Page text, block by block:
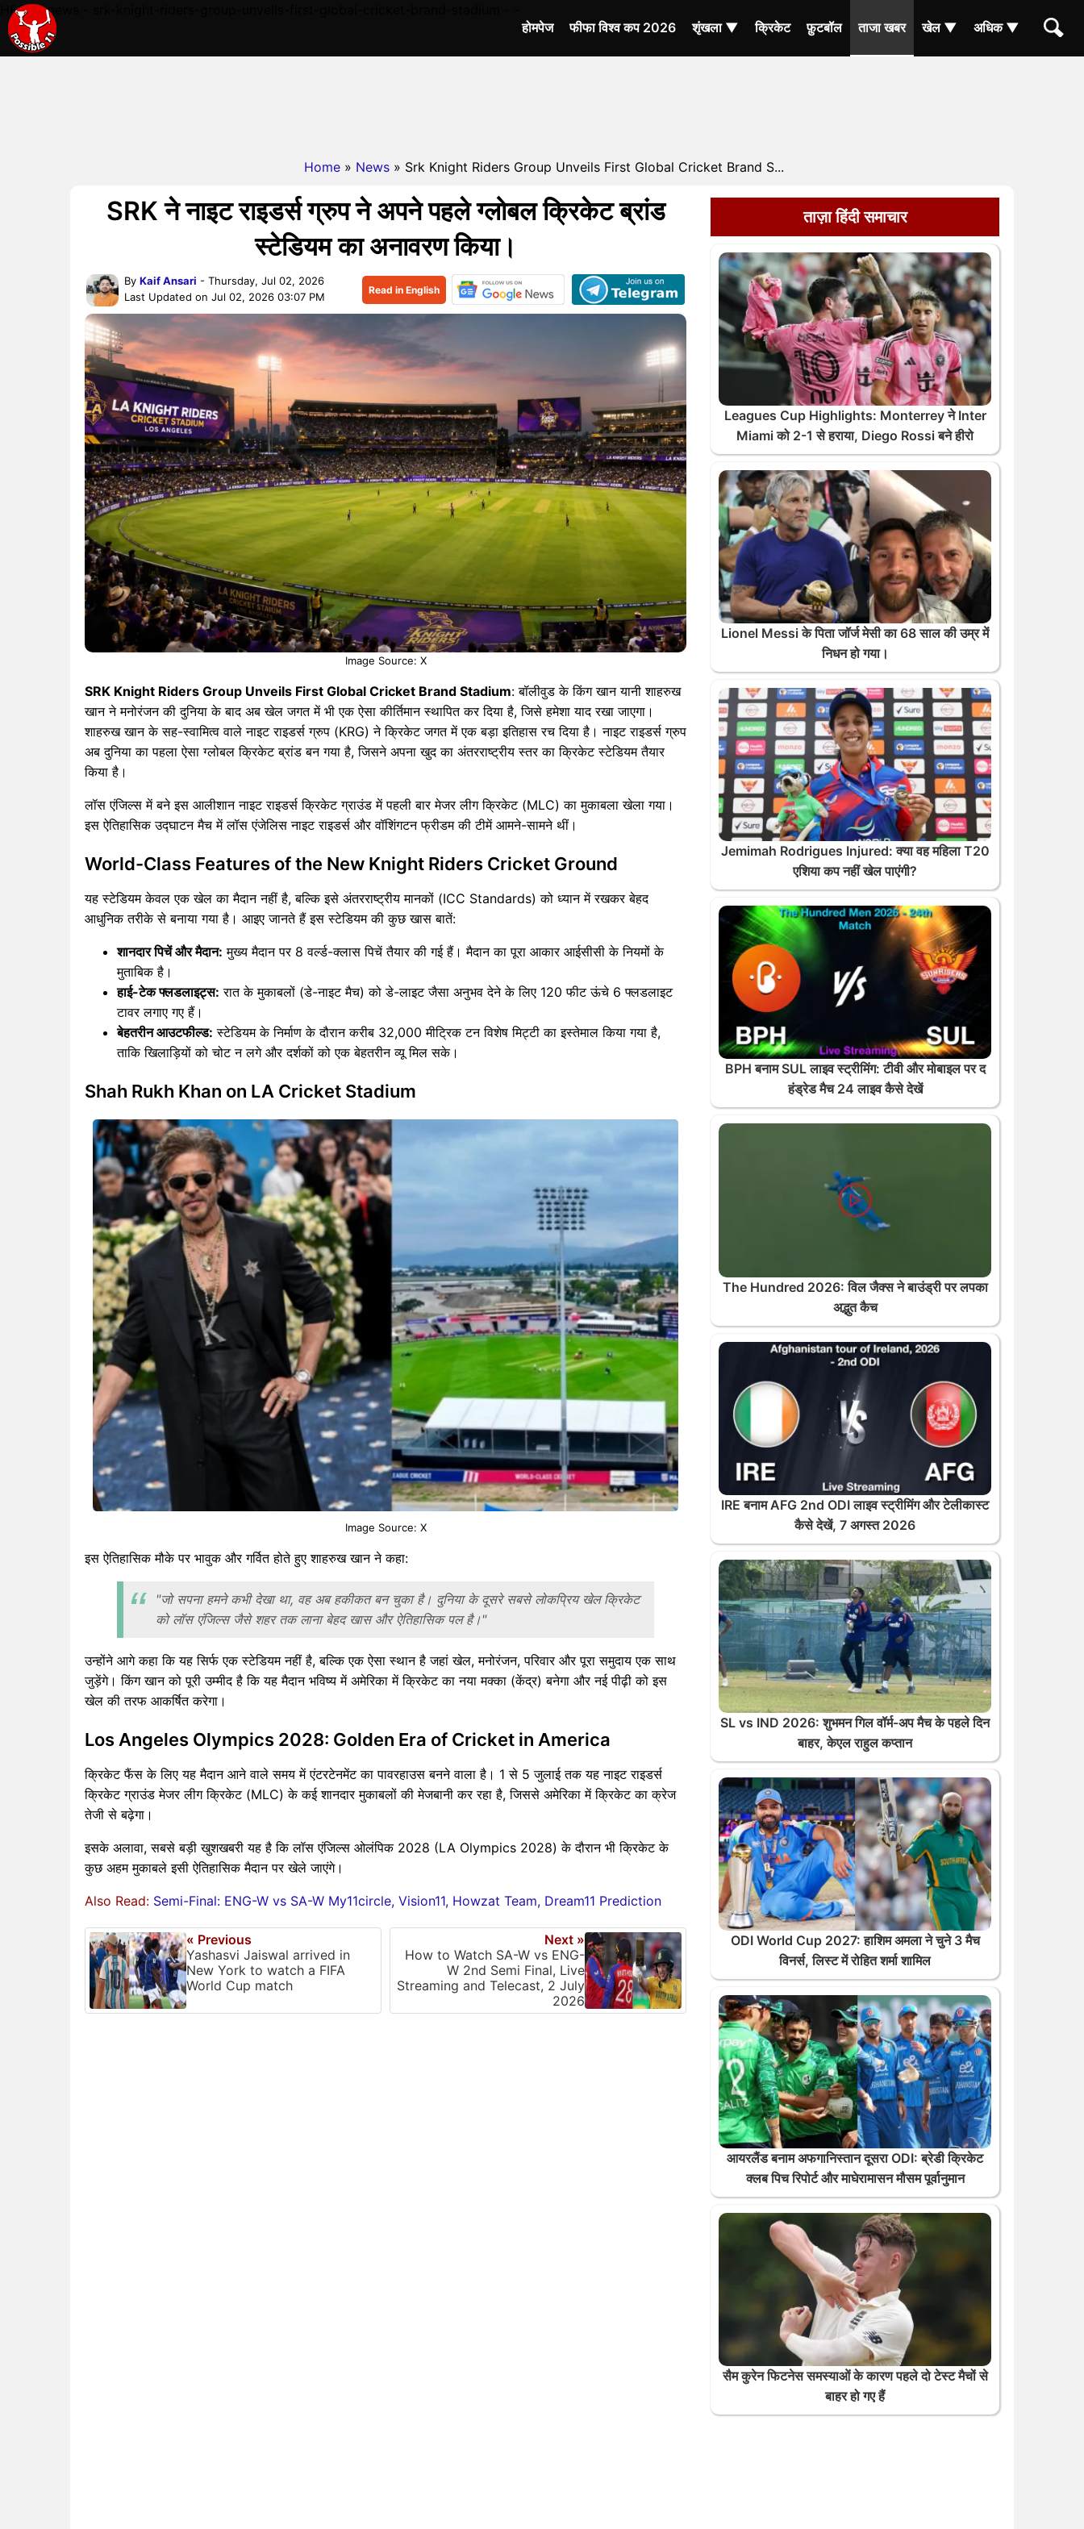
HERE - news - srk-knight-riders-group-unveils-first-global-cricket-brand-stadium - -
होमपेज
फीफा विश्व कप 2026 शृंखला ▼ क्रिकेट फ़ुटबॉल ताजा खबर खेल ▼ अधिक ▼
Home » News » Srk Knight Riders Group Unveils First Global Cricket Brand S...
SRK ने नाइट राइडर्स ग्रुप ने अपने पहले ग्लोबल क्रिकेट ब्रांड
स्टेडियम का अनावरण किया।
By Kaif Ansari - Thursday, Jul 02, 2026
Last Updated on Jul 02, 2026 03:07 PM
Read in English
Image Source: X
SRK Knight Riders Group Unveils First Global Cricket Brand Stadium: बॉलीवुड के किंग खान यानी शाहरुख
खान ने मनोरंजन की दुनिया के बाद अब खेल जगत में भी एक ऐसा कीर्तिमान स्थापित कर दिया है, जिसे हमेशा याद रखा जाएगा।
शाहरुख खान के सह-स्वामित्व वाले नाइट राइडर्स ग्रुप (KRG) ने क्रिकेट जगत में एक बड़ा इतिहास रच दिया है। नाइट राइडर्स ग्रुप
अब दुनिया का पहला ऐसा ग्लोबल क्रिकेट ब्रांड बन गया है, जिसने अपना खुद का अंतरराष्ट्रीय स्तर का क्रिकेट स्टेडियम तैयार
किया है।
लॉस एंजिल्स में बने इस आलीशान नाइट राइडर्स क्रिकेट ग्राउंड में पहली बार मेजर लीग क्रिकेट (MLC) का मुकाबला खेला गया।
इस ऐतिहासिक उद्घाटन मैच में लॉस एंजेलिस नाइट राइडर्स और वॉशिंगटन फ्रीडम की टीमें आमने-सामने थीं।
World-Class Features of the New Knight Riders Cricket Ground
यह स्टेडियम केवल एक खेल का मैदान नहीं है, बल्कि इसे अंतरराष्ट्रीय मानकों (ICC Standards) को ध्यान में रखकर बेहद
आधुनिक तरीके से बनाया गया है। आइए जानते हैं इस स्टेडियम की कुछ खास बातें:
शानदार पिचें और मैदान: मुख्य मैदान पर 8 वर्ल्ड-क्लास पिचें तैयार की गई हैं। मैदान का पूरा आकार आईसीसी के नियमों के
मुताबिक है।
हाई-टेक फ्लडलाइट्स: रात के मुकाबलों (डे-नाइट मैच) को डे-लाइट जैसा अनुभव देने के लिए 120 फीट ऊंचे 6 फ्लडलाइट
टावर लगाए गए हैं।
बेहतरीन आउटफील्ड: स्टेडियम के निर्माण के दौरान करीब 32,000 मीट्रिक टन विशेष मिट्टी का इस्तेमाल किया गया है,
ताकि खिलाड़ियों को चोट न लगे और दर्शकों को एक बेहतरीन व्यू मिल सके।
Shah Rukh Khan on LA Cricket Stadium
Image Source: X
इस ऐतिहासिक मौके पर भावुक और गर्वित होते हुए शाहरुख खान ने कहा:
"जो सपना हमने कभी देखा था, वह अब हकीकत बन चुका है। दुनिया के दूसरे सबसे लोकप्रिय खेल क्रिकेट
को लॉस एंजिल्स जैसे शहर तक लाना बेहद खास और ऐतिहासिक पल है।"
उन्होंने आगे कहा कि यह सिर्फ एक स्टेडियम नहीं है, बल्कि एक ऐसा स्थान है जहां खेल, मनोरंजन, परिवार और पूरा समुदाय एक साथ
जुड़ेंगे। किंग खान को पूरी उम्मीद है कि यह मैदान भविष्य में अमेरिका में क्रिकेट का नया मक्का (केंद्र) बनेगा और नई पीढ़ी को इस
खेल की तरफ आकर्षित करेगा।
Los Angeles Olympics 2028: Golden Era of Cricket in America
क्रिकेट फैंस के लिए यह मैदान आने वाले समय में एंटरटेनमेंट का पावरहाउस बनने वाला है। 1 से 5 जुलाई तक यह नाइट राइडर्स
क्रिकेट ग्राउंड मेजर लीग क्रिकेट (MLC) के कई शानदार मुकाबलों की मेजबानी कर रहा है, जिससे अमेरिका में क्रिकेट का क्रेज
तेजी से बढ़ेगा।
इसके अलावा, सबसे बड़ी खुशखबरी यह है कि लॉस एंजिल्स ओलंपिक 2028 (LA Olympics 2028) के दौरान भी क्रिकेट के
कुछ अहम मुकाबले इसी ऐतिहासिक मैदान पर खेले जाएंगे।
Also Read: Semi-Final: ENG-W vs SA-W My11circle, Vision11, Howzat Team, Dream11 Prediction
« Previous
Yashasvi Jaiswal arrived in
New York to watch a FIFA
World Cup match
Next »
How to Watch SA-W vs ENG-
W 2nd Semi Final, Live
Streaming and Telecast, 2 July
2026
ताज़ा हिंदी समाचार
Leagues Cup Highlights: Monterrey ने Inter
Miami को 2-1 से हराया, Diego Rossi बने हीरो
Lionel Messi के पिता जॉर्ज मेसी का 68 साल की उम्र में
निधन हो गया।
Jemimah Rodrigues Injured: क्या वह महिला T20
एशिया कप नहीं खेल पाएंगी?
BPH बनाम SUL लाइव स्ट्रीमिंग: टीवी और मोबाइल पर द
हंड्रेड मैच 24 लाइव कैसे देखें
The Hundred 2026: विल जैक्स ने बाउंड्री पर लपका
अद्भुत कैच
IRE बनाम AFG 2nd ODI लाइव स्ट्रीमिंग और टेलीकास्ट
कैसे देखें, 7 अगस्त 2026
SL vs IND 2026: शुभमन गिल वॉर्म-अप मैच के पहले दिन
बाहर, केएल राहुल कप्तान
ODI World Cup 2027: हाशिम अमला ने चुने 3 मैच
विनर्स, लिस्ट में रोहित शर्मा शामिल
आयरलैंड बनाम अफगानिस्तान दूसरा ODI: ब्रेडी क्रिकेट
क्लब पिच रिपोर्ट और माघेरामासन मौसम पूर्वानुमान
सैम कुरेन फिटनेस समस्याओं के कारण पहले दो टेस्ट मैचों से
बाहर हो गए हैं